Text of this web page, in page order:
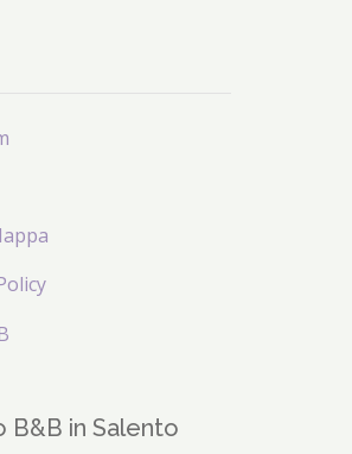
B&B in Salento